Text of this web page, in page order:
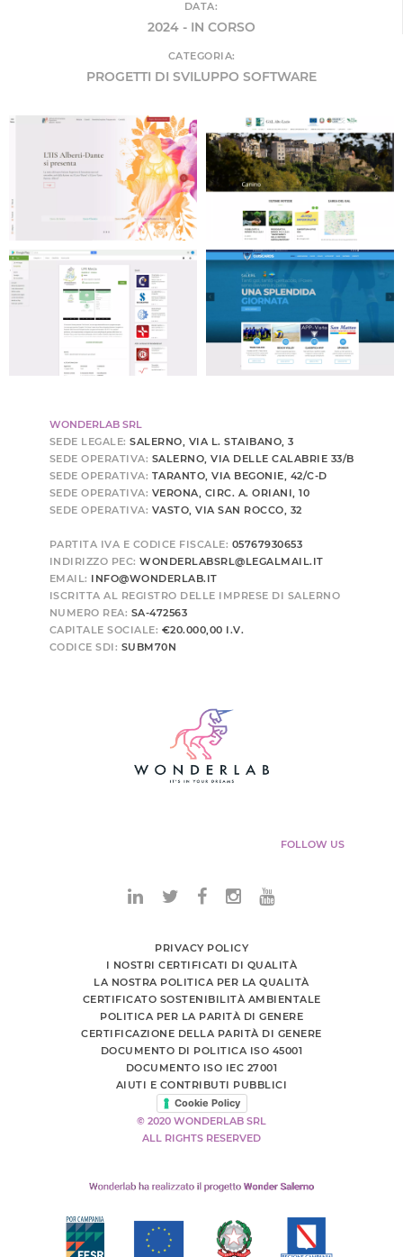
DATA:
2024 - IN CORSO
CATEGORIA:
PROGETTI DI SVILUPPO SOFTWARE
WONDERLAB SRL
SEDE LEGALE: SALERNO, VIA L. STAIBANO, 3
SEDE OPERATIVA: SALERNO, VIA DELLE CALABRIE 33/B
SEDE OPERATIVA: TARANTO, VIA BEGONIE, 42/C-D
SEDE OPERATIVA: VERONA, CIRC. A. ORIANI, 10
SEDE OPERATIVA: VASTO, VIA SAN ROCCO, 32
PARTITA IVA E CODICE FISCALE: 05767930653
INDIRIZZO PEC: WONDERLABSRL@LEGALMAIL.IT
EMAIL: INFO@WONDERLAB.IT
ISCRITTA AL REGISTRO DELLE IMPRESE DI SALERNO
NUMERO REA: SA-472563
CAPITALE SOCIALE: €20.000,00 I.V.
CODICE SDI: SUBM70N
FOLLOW US
PRIVACY POLICY
I NOSTRI CERTIFICATI DI QUALITÀ
LA NOSTRA POLITICA PER LA QUALITÀ
CERTIFICATO SOSTENIBILITÀ AMBIENTALE
POLITICA PER LA PARITÀ DI GENERE
CERTIFICAZIONE DELLA PARITÀ DI GENERE
DOCUMENTO DI POLITICA ISO 45001
DOCUMENTO ISO IEC 27001
AIUTI E CONTRIBUTI PUBBLICI
Cookie Policy
© 2020 WONDERLAB SRL
ALL RIGHTS RESERVED